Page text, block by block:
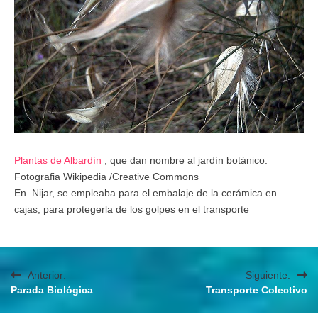
Plantas de Albardín , que dan nombre al jardín botánico.
Fotografia Wikipedia /Creative Commons
En
Nijar, se empleaba para el embalaje de la cerámica en
cajas, para protegerla de los golpes en el transporte
Anterior:
Parada Biológica
Siguiente:
Transporte Colectivo